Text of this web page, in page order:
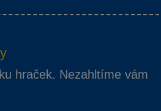
hraček. Nezahltíme vám